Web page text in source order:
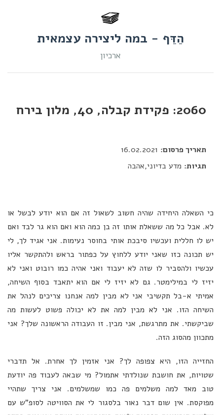
הַדַּף - במה ליצירה עצמאית
ארכיון
2060: פקידת קבלה, 40, מלון בירח
תאריך פרסום:
תגיות: מדע בדיוני,אהבה
כי השאלה היחידה שהיה חשוב לשאול זה אם הוא יודע לבשל או
לא. אבל כל מה ששאלת אותו זה בן כמה הוא ואם הוא גר לבד ואם
יש לו חללית ועכשיו סיבכת אותי בחוסר נעימות. אני אגיד לך, לי
יש תכונה כזו שאני יודע ללחוץ על כפתור בראש ולהתקשר אליו
עכשיו ולהסביר לו שזה לא יעבוד ואני אהיה כמו רובוט ואני לא
יזיז לי במילימטר. גם לא יזיז לי אם הוא יתאבד בסוף השיחה,
אמיתי א-בל תקשיבי אני לא מבין למה אנחנו צריכים לנהל את
השיחה הזו. אני לא מבין למה את לא יכולה פשוט לעשות מה
שביקשתי. את מתרגשת, אני מבין. זו העבודה הראשונה שלך? אני
מתכוון מהסוג הזה.
החזייה הזו, היא צפופה לך? אני אזמין לך אחרת. אל תדברי
שטויות, את חושבת שנולדתי אתמול? מי שבאה לעבוד פה יודעת
טוב מאד למה משלמים פה כמו שמשלמים. אני צריך שתהיי
מפוקסת. אין שום דבר נאור בלסגור לי את הסוויטה לסופ"ש עם